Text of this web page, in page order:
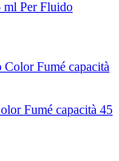
ml Per Fluido
Fumé capacità 45